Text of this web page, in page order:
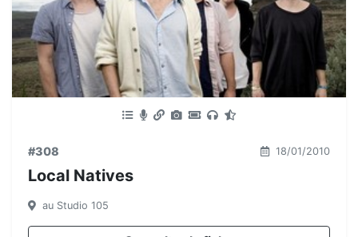
#308 18/01/2010
Local Natives
au Studio 105